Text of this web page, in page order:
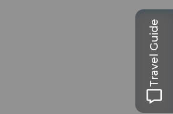
Travel Guide